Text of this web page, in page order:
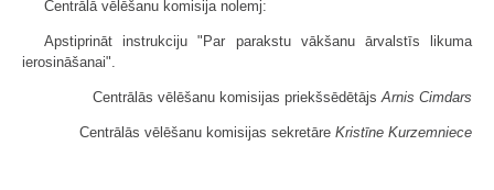
Centrālā vēlēšanu komisija nolemj:
Apstiprināt instrukciju "Par parakstu vākšanu ārvalstīs likuma
ierosināšanai".
Centrālās vēlēšanu komisijas priekšsēdētājsArnis Cimdars
Centrālās vēlēšanu komisijas sekretāre Kristīne Kurzemniece